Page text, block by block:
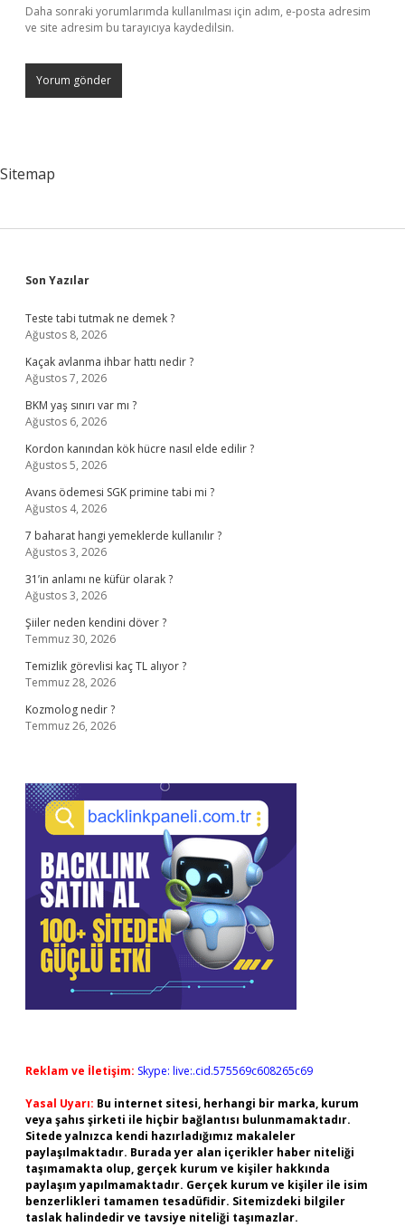
Daha sonraki yorumlarımda kullanılması için adım, e-posta adresim
ve site adresim bu tarayıcıya kaydedilsin.
Sitemap
Sidebar
Son Yazılar
Teste tabi tutmak ne demek ?
Ağustos 8, 2026
Kaçak avlanma ihbar hattı nedir ?
Ağustos 7, 2026
BKM yaş sınırı var mı ?
Ağustos 6, 2026
Kordon kanından kök hücre nasıl elde edilir ?
Ağustos 5, 2026
Avans ödemesi SGK primine tabi mi ?
Ağustos 4, 2026
7 baharat hangi yemeklerde kullanılır ?
Ağustos 3, 2026
31’in anlamı ne küfür olarak ?
Ağustos 3, 2026
Şiiler neden kendini döver ?
Temmuz 30, 2026
Temizlik görevlisi kaç TL alıyor ?
Temmuz 28, 2026
Kozmolog nedir ?
Temmuz 26, 2026
Reklam ve İletişim: Skype: live:.cid.575569c608265c69
Yasal Uyarı: Bu internet sitesi, herhangi bir marka, kurum
veya şahıs şirketi ile hiçbir bağlantısı bulunmamaktadır.
Sitede yalnızca kendi hazırladığımız makaleler
paylaşılmaktadır. Burada yer alan içerikler haber niteliği
taşımamakta olup, gerçek kurum ve kişiler hakkında
paylaşım yapılmamaktadır. Gerçek kurum ve kişiler ile isim
benzerlikleri tamamen tesadüfidir. Sitemizdeki bilgiler
taslak halindedir ve tavsiye niteliği taşımazlar.